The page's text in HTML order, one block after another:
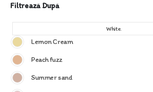
Filtrează După
White.
Lemon Cream
Peach fuzz
Summer sand